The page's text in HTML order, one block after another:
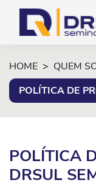
HOME QUEM
POLÍTICA DE
POLÍTICA
DRSUL